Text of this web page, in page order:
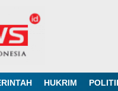
HUKRIM